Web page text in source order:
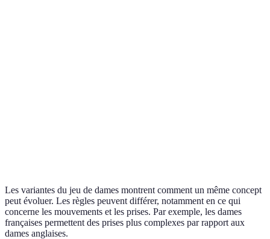
Les variantes du jeu de dames montrent comment un même concept
peut évoluer. Les règles peuvent différer, notamment en ce qui
concerne les mouvements et les prises. Par exemple, les dames
françaises permettent des prises plus complexes par rapport aux
dames anglaises.